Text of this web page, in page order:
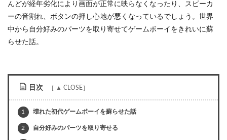
んどが経年劣化により画面が正常に映らなくなったり、スピーカ
ーの音割れ、ボタンの押し心地が悪くなっているでしょう。世界
中から自分好みのパーツを取り寄せてゲームボーイをきれいに蘇
らせた話。
目次
1 壊れた初代ゲームボーイを蘇らせた話
2 自分好みのパーツを取り寄せる